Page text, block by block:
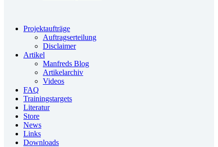
Projektaufträge
Auftragserteilung
Disclaimer
Artikel
Manfreds Blog
Artikelarchiv
Videos
FAQ
Trainingstargets
Literatur
Store
News
Links
Downloads